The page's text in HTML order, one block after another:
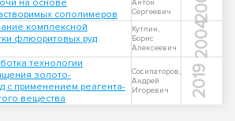
на основе
сополимеров
Антон
Сергеевич
комплексной
флюоритовых руд
Кутлин,
Борис
Алексеевич
2004
технологии
золото-
с применением реагента-
вещества
Сосипаторов,
Андрей
Игоревич
2019